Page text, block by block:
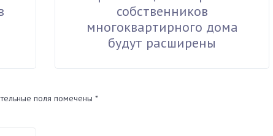
собственников
многоквартирного дома
будут расширены
поля помечены *